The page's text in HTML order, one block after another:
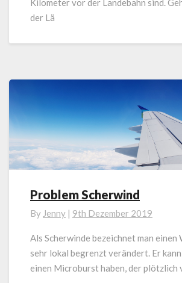
Kilometer vor der Landebahn sind.
der Lä
Problem
Scherwind
Problem Scherwind
By Jenny | 9th Dezember 2019
Als Scherwinde bezeichnet man einen
sehr lokal begrenzt verändert. Er
einen Microburst haben, der plötzlich